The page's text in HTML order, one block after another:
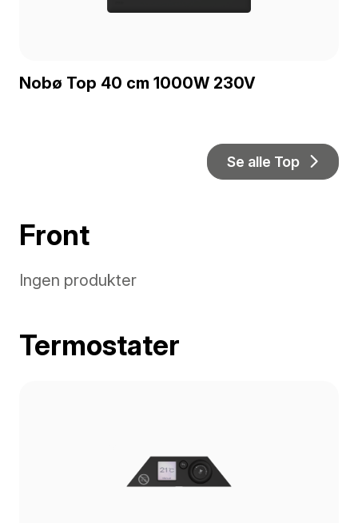
Nobø Top 40 cm 1000W 230V
Se alle Top
Front
Ingen produkter
Termostater